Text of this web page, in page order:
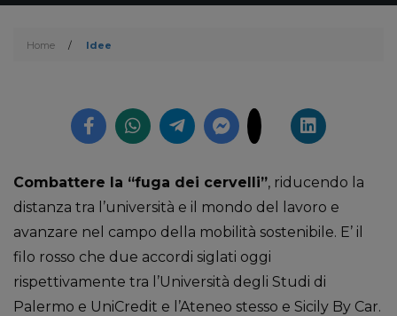
Home / Idee
Combattere la “fuga dei cervelli”, riducendo la
distanza tra l’università e il mondo del lavoro e
avanzare nel campo della mobilità sostenibile. E’ il
filo rosso che due accordi siglati oggi
rispettivamente tra l’Università degli Studi di
Palermo e UniCredit e l’Ateneo stesso e Sicily By Car.